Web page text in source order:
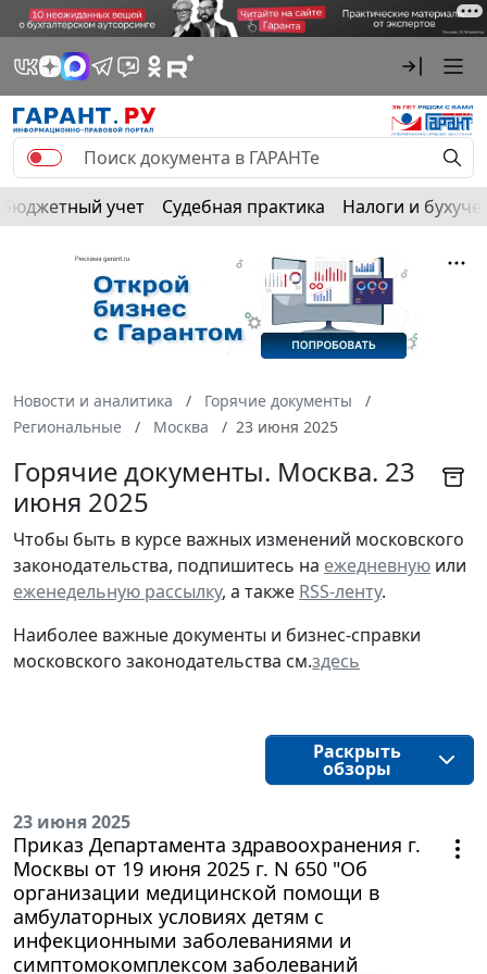
Бюджетный учет Судебная практика Налоги и
Новости и аналитика
Горячие документы
Региональные
Москва 23 июня 2025
Горячие документы. Москва. 23
июня 2025
Чтобы быть в курсе важных изменений московского
законодательства, подпишитесь на ежедневную или
еженедельную рассылку, а также RSS-ленту.
Наиболее важные документы и бизнес-справки
московского законодательства см.здесь
Раскрыть
обзоры
23 июня 2025
Приказ Департамента здравоохранения г.
Москвы от 19 июня 2025 г. N 650 "Об
организации медицинской помощи в
амбулаторных условиях детям с
инфекционными заболеваниями и
симптомокомплексом заболеваний